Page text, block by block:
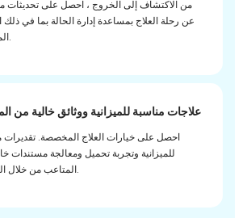
من الاكتشاف إلى الخروج ، احصل على تحديثات
عن رحلة العلاج بمساعدة إدارة الحالة بما في ذلك
المختلفة.
علاجات مناسبة للميزانية ووثائق خالية من
احصل على خيارات العلاج المخصصة. تقديرات
للميزانية وتجربة تحميل ومعالجة مستندات
المتاعب من خلال التطبيق.